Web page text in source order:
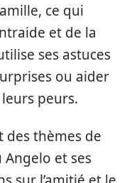
ce qui
et de la
ses astuces
ou aider
peurs.
des thèmes de
et ses